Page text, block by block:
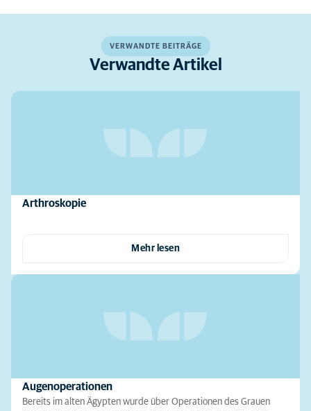
VERWANDTE BEITRÄGE
Verwandte Artikel
Arthroskopie
Mehr lesen
Augenoperationen
Bereits im alten Ägypten wurde über Operationen des Grauen